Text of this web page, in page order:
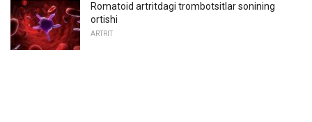
Romatoid artritdagi trombotsitlar sonining
ortishi
ARTRIT